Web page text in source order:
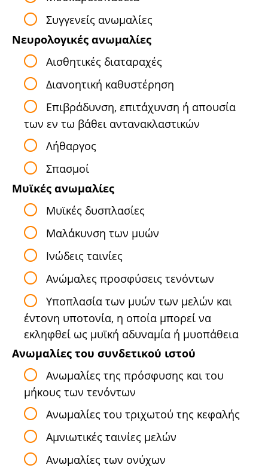
Συγγενείς ανωμαλίες
Νευρολογικές ανωμαλίες
Αισθητικές διαταραχές
Διανοητική καθυστέρηση
Επιβράδυνση, επιτάχυνση ή απουσία
των εν τω βάθει αντανακλαστικών
Λήθαργος
Σπασμοί
Μυϊκές ανωμαλίες
Μυϊκές δυσπλασίες
Μαλάκυνση των μυών
Ινώδεις ταινίες
Ανώμαλες προσφύσεις τενόντων
Υποπλασία των μυών των μελών και
έντονη υποτονία, η οποία μπορεί να
εκληφθεί ως μυϊκή αδυναμία ή μυοπάθεια
Ανωμαλίες του συνδετικού ιστού
Ανωμαλίες της πρόσφυσης και του
μήκους των τενόντων
Ανωμαλίες του τριχωτού της κεφαλής
Αμνιωτικές ταινίες μελών
Ανωμαλίες των ονύχων